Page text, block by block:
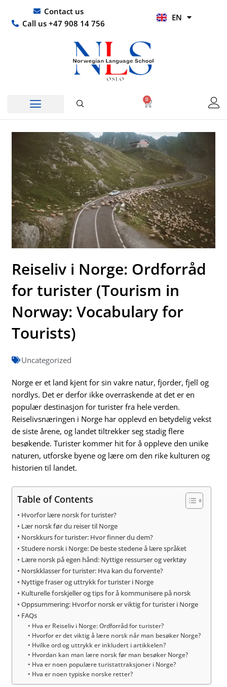
content
Contact us
Call us +47 908 14 756
EN
HI
0
Basket
Reiseliv i Norge: Ordforråd
for turister (Tourism in
Norway: Vocabulary for
Tourists)
Uncategorized
Norge er et land kjent for sin vakre natur, fjorder, fjell og
nordlys. Det er derfor ikke overraskende at det er en
populær destinasjon for turister fra hele verden.
Reiselivsnæringen i Norge har opplevd en betydelig vekst
de siste årene, og landet tiltrekker seg stadig flere
besøkende. Turister kommer hit for å oppleve den unike
naturen, utforske byene og lære om den rike kulturen og
historien til landet.
Table of Contents
Hvorfor lære norsk for turister?
Lær norsk før du reiser til Norge
Norskkurs for turister: Hvor finner du dem?
Studere norsk i Norge: De beste stedene å lære språket
Lære norsk på egen hånd: Nyttige ressurser og verktøy
Norskklasser for turister: Hva kan du forvente?
Nyttige fraser og uttrykk for turister i Norge
Kulturelle forskjeller og tips for å kommunisere på norsk
Oppsummering: Hvorfor norsk er viktig for turister i Norge
FAQs
Hva er Reiseliv i Norge: Ordforråd for turister?
Hvorfor er det viktig å lære norsk når man besøker Norge?
Hvilke ord og uttrykk er inkludert i artikkelen?
Hvordan kan man lære norsk før man besøker Norge?
Hva er noen populære turistattraksjoner i Norge?
Hva er noen typiske norske retter?